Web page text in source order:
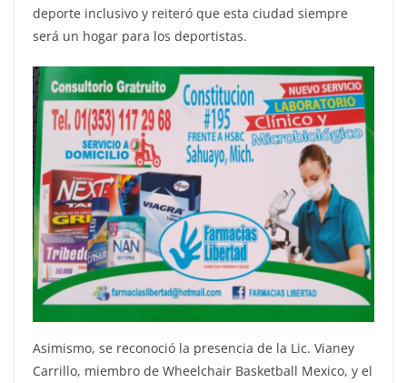
deporte inclusivo y reiteró que esta ciudad siempre
será un hogar para los deportistas.
Asimismo, se reconoció la presencia de la Lic. Vianey
Carrillo, miembro de Wheelchair Basketball Mexico, y el